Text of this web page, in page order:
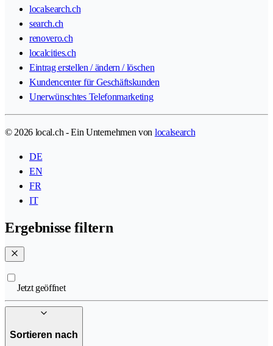
localsearch.ch
search.ch
renovero.ch
localcities.ch
Eintrag erstellen / ändern / löschen
Kundencenter für Geschäftskunden
Unerwünschtes Telefonmarketing
© 2026 local.ch - Ein Unternehmen von localsearch
DE
EN
FR
IT
Ergebnisse filtern
Jetzt geöffnet
Sortieren nach